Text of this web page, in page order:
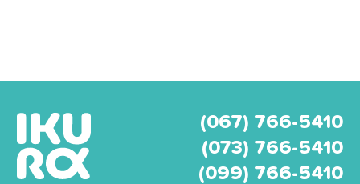
(067) 766-5410
(073) 766-5410
(099) 766-5410